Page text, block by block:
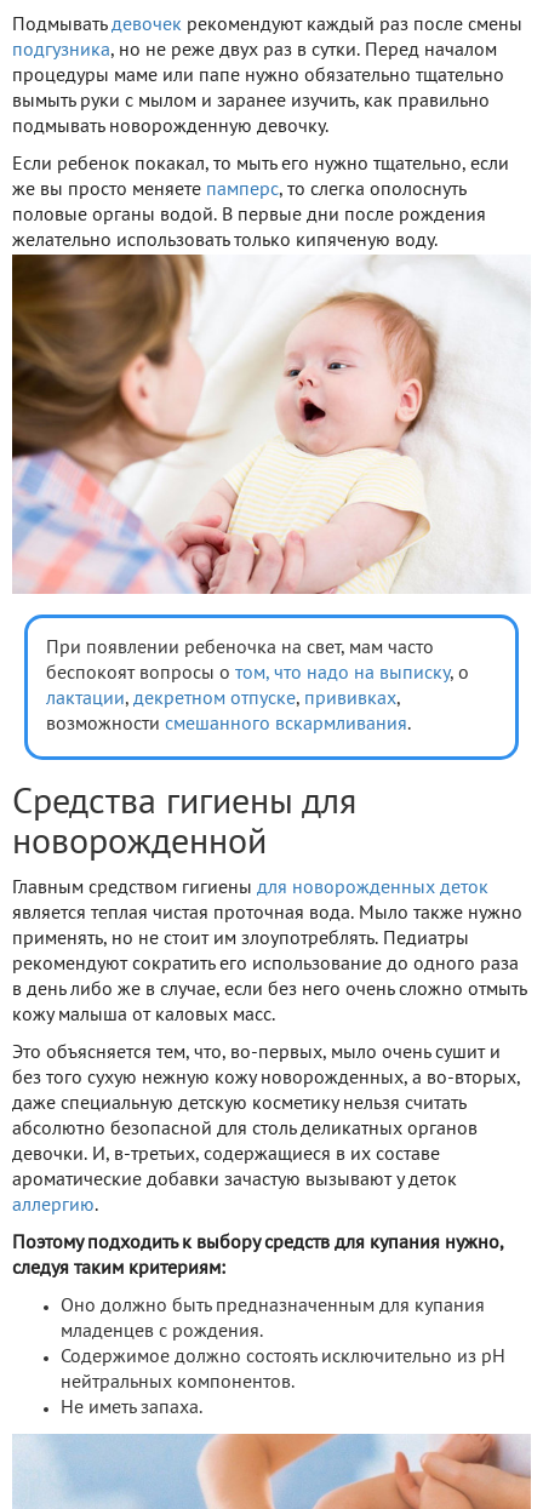
Подмывать девочек рекомендуют каждый раз после смены
подгузника, но не реже двух раз в сутки. Перед началом
процедуры маме или папе нужно обязательно тщательно
вымыть руки с мылом и заранее изучить, как правильно
подмывать новорожденную девочку.
Если ребенок покакал, то мыть его нужно тщательно, если
же вы просто меняете памперс, то слегка ополоснуть
половые органы водой. В первые дни после рождения
желательно использовать только кипяченую воду.
При появлении ребеночка на свет, мам часто
беспокоят вопросы о том, что надо на выписку, о
лактации, декретном отпуске, прививках,
возможности смешанного вскармливания.
Средства гигиены для
новорожденной
Главным средством гигиены для новорожденных деток
является теплая чистая проточная вода. Мыло также нужно
применять, но не стоит им злоупотреблять. Педиатры
рекомендуют сократить его использование до одного раза
в день либо же в случае, если без него очень сложно отмыть
кожу малыша от каловых масс.
Это объясняется тем, что, во-первых, мыло очень сушит и
без того сухую нежную кожу новорожденных, а во-вторых,
даже специальную детскую косметику нельзя считать
абсолютно безопасной для столь деликатных органов
девочки. И, в-третьих, содержащиеся в их составе
ароматические добавки зачастую вызывают у деток
аллергию.
Поэтому подходить к выбору средств для купания нужно,
следуя таким критериям:
Оно должно быть предназначенным для купания
младенцев с рождения.
Содержимое должно состоять исключительно из рН
нейтральных компонентов.
Не иметь запаха.